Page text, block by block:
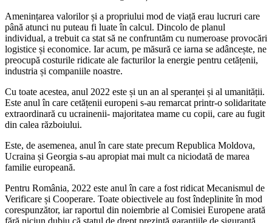
Amenințarea valorilor și a propriului mod de viață erau lucruri care
până atunci nu puteau fi luate în calcul. Dincolo de planul
individual, a trebuit ca stat să ne confruntăm cu numeroase provocări
logistice și economice. Iar acum, pe măsură ce iarna se adâncește, ne
preocupă costurile ridicate ale facturilor la energie pentru cetățenii,
industria și companiile noastre.
Cu toate acestea, anul 2022 este și un an al speranței și al umanității.
Este anul în care cetățenii europeni s-au remarcat printr-o solidaritate
extraordinară cu ucrainenii- majoritatea mame cu copii, care au fugit
din calea războiului.
Este, de asemenea, anul în care state precum Republica Moldova,
Ucraina și Georgia s-au apropiat mai mult ca niciodată de marea
familie europeană.
Pentru România, 2022 este anul în care a fost ridicat Mecanismul de
Verificare și Cooperare. Toate obiectivele au fost îndeplinite în mod
corespunzător, iar raportul din noiembrie al Comisiei Europene arată